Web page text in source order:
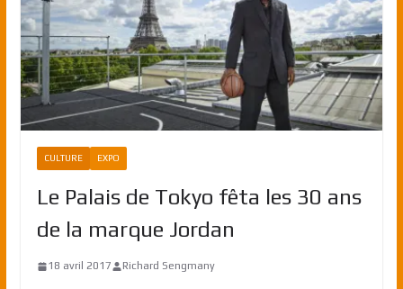
CULTURE EXPO
Le Palais de Tokyo fêta les 30 ans
de la marque Jordan
18 avril 2017 Richard Sengmany